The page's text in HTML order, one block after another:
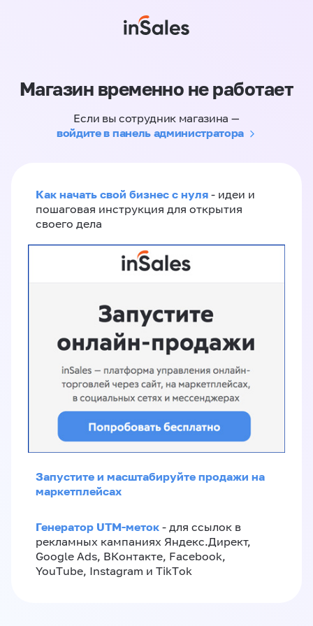
Магазин временно не работает
Если вы сотрудник магазина —
войдите в панель администратора
Как начать свой бизнес с нуля - идеи и
пошаговая инструкция для открытия
своего дела
Запустите и масштабируйте продажи на
маркетплейсах
Генератор UTM-меток - для ссылок в
рекламных кампаниях Яндекс.Директ,
Google Ads, ВКонтакте, Facebook,
YouTube, Instagram и TikTok